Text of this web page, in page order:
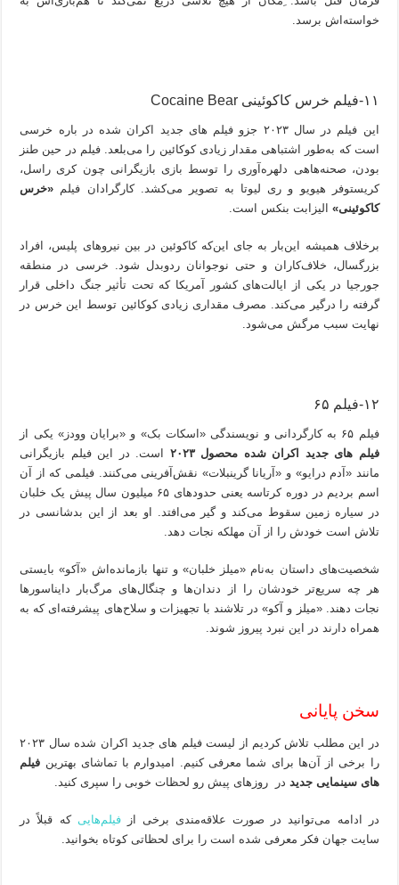
خواسته‌اش برسد.
۱۱-فیلم خرس کاکوئینی Cocaine Bear
این فیلم در سال ۲۰۲۳ جزو فیلم ‌های جدید اکران شده در باره خرسی
است که به‌طور اشتباهی مقدار زیادی کوکائین را می‌بلعد. فیلم در حین طنز
بودن، صحنه‌هاهی دلهره‌آوری را توسط بازی بازیگرانی چون کری راسل،
کریستوفر هیویو و ری لیوتا به تصویر می‌کشد. کارگرادان فیلم «خرس
کاکوئینی» الیزابت بنکس است.
برخلاف همیشه این‌بار به جای این‌که کاکوئین در بین نیروهای پلیس، افراد
بزرگسال، خلاف‌کاران و حتی نوجوانان ردوبدل شود. خرسی در منطقه
جورجیا در یکی از ایالت‌های کشور آمریکا که تحت تأثیر جنگ داخلی قرار
گرفته را درگیر می‌کند. مصرف مقداری زیادی کوکائین توسط این خرس در
نهایت سبب مرگش می‌شود.
۱۲-فیلم ۶۵
فیلم ۶۵ به کارگردانی و نویسندگی «اسکات بک» و «برایان وودز» یکی از
فیلم های جدید اکران شده محصول ۲۰۲۳
است. در این فیلم بازیگرانی
مانند «آدم درایو» و «آریانا گرینبلات» نقش‌آفرینی می‌کنند. فیلمی که از آن
اسم بردیم در دوره کرتاسه یعنی حدودهای ۶۵ میلیون سال پیش یک خلبان
در سیاره زمین سقوط می‌کند و گیر می‌افتد. او بعد از این بدشانسی در
تلاش است خودش را از آن مهلکه نجات دهد.
شخصیت‌های داستان به‌نام «میلز خلبان» و تنها بازمانده‎‌اش «آکو» بایستی
هر چه سریع‌تر خودشان را از دندان‌ها و چنگال‌های مرگ‌بار دایناسورها
نجات دهند. «میلز و آکو» در تلاشند با تجهیزات و سلاح‌های پیشرفته‌ای که به
همراه دارند در این نبرد پیروز شوند.
سخن پایانی
در این مطلب تلاش کردیم از لیست فیلم های جدید اکران شده سال ۲۰۲۳
را برخی از آن‌ها برای شما معرفی کنیم. امیدوارم با تماشای بهترین فیلم
های سینمایی جدید در روزهای پیش‌ رو لحظات خوبی را سپری کنید.
در ادامه می‌توانید در صورت علاقه‌مندی برخی ازفیلم‌هایی که قبلاً در
سایت جهان فکر معرفی شده است را برای لحظاتی کوتاه بخوانید.